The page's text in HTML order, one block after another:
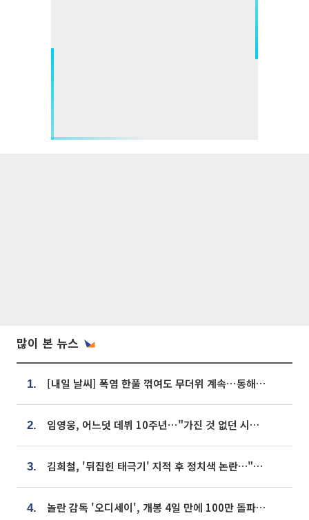
많이 본 뉴스
1. [내일 날씨] 폭염 한풀 꺾여도 무더위 계속⋯동해안 이틀 연속 비
2. 임영웅, 어느덧 데뷔 10주년⋯"가진 것 없던 시절, 내 앞엔 20명의 팬뿐"
3. 김희철, '뒤집힌 태극기' 지적 후 정치색 논란…"좌우 떠나 우리나라 국기"
4. 놀란 감독 '오디세이', 개봉 4일 만에 100만 돌파⋯'왕사남' 보다 빠르다